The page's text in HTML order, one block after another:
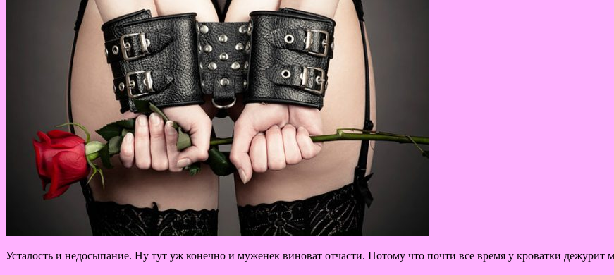
Усталость и недосыпание. Ну тут уж конечно и муженек виноват отчасти. Потому что почти все время у кроватки дежурит